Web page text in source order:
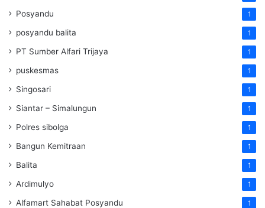
Posyandu 1
posyandu balita 1
PT Sumber Alfari Trijaya 1
puskesmas 1
Singosari 1
Siantar – Simalungun 1
Polres sibolga 1
Bangun Kemitraan 1
Balita 1
Ardimulyo 1
Alfamart Sahabat Posyandu 1